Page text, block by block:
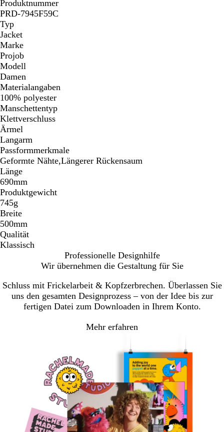
Produktnummer
PRD-7945F59C
Typ
Jacket
Marke
Projob
Modell
Damen
Materialangaben
100% polyester
Manschettentyp
Klettverschluss
Ärmel
Langarm
Passformmerkmale
Geformte Nähte,Längerer Rückensaum
Länge
690mm
Produktgewicht
745g
Breite
500mm
Qualität
Klassisch
Professionelle Designhilfe
Wir übernehmen die Gestaltung für Sie
Schluss mit Frickelarbeit & Kopfzerbrechen. Überlassen Sie
uns den gesamten Designprozess – von der Idee bis zur
fertigen Datei zum Downloaden in Ihrem Konto.
Mehr erfahren